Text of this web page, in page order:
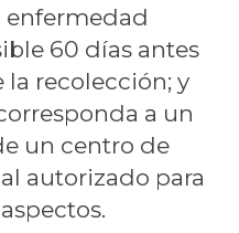
60 días antes
la recolección; y
a un
un centro de
autorizado para